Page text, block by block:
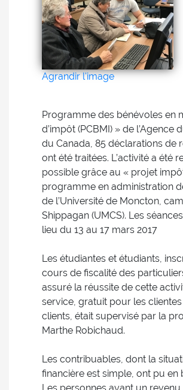
Agrandir l'image
Programme des bénévoles en
d’impôt (PCBMI) » de l’Agence
du Canada, 85 déclarations de
ont été traitées. L’activité a été
possible grâce au « projet
programme en administration
de l’Université de Moncton,
Shippagan (UMCS). Les
lieu du 13 au 17 mars 2017
Les étudiantes et étudiants,
cours de fiscalité des
assuré la réussite de cette
service, gratuit pour les
clients, était supervisé par la
Marthe Robichaud.
Les contribuables, dont la
financière est simple, ont pu en